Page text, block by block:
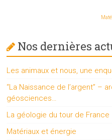
Nos dernières
Les animaux et nous, une
“La Naissance de l’argent” –
géosciences…
La géologie du tour de France
Matériaux et énergie